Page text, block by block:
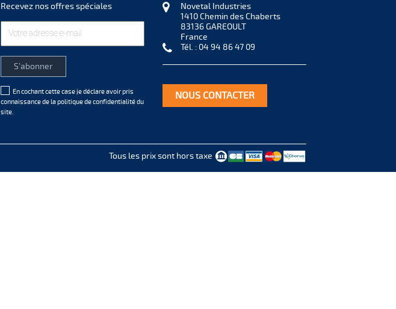
Recevez nos offres spéciales
En cochant cette case je déclare avoir pris
connaissance de lapolitique de confidentialitédu
site.
Novetal Industries
1410 Chemin des Chaberts
83136 GAREOULT
France
Tél. : 04 94 86 47 09
NOUS CONTACTER
Tous les prix sont hors taxe